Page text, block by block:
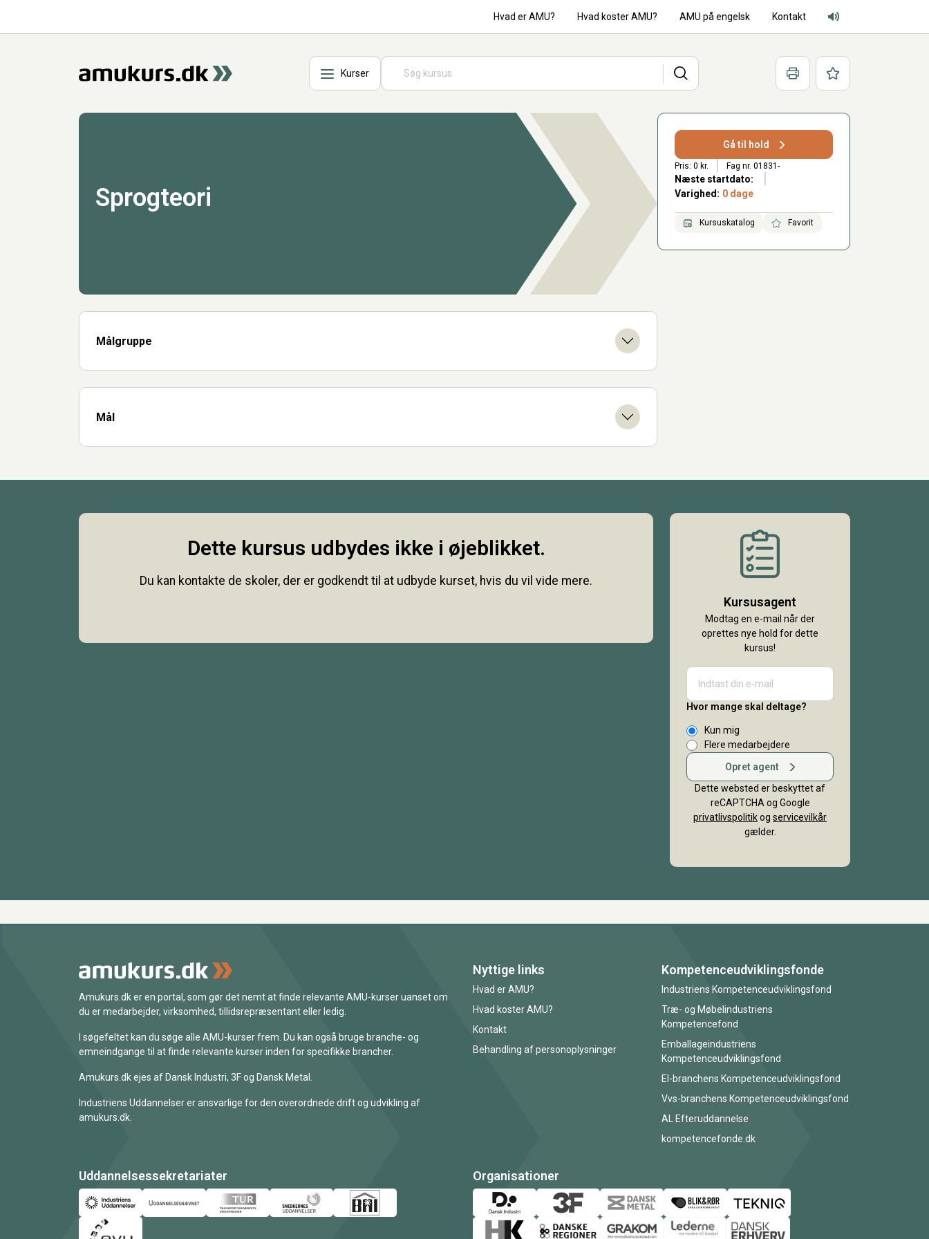
Hvad er AMU? Hvad koster AMU? AMU på engelsk Kontakt
Adgang for alle lyd
Kurser Søg Print Favoritter
Sprogteori
Målgruppe
Mål
Gå til hold
Pris: 0 kr. Fag nr. 01831-
Næste startdato:
Varighed: 0 dage
Kursuskatalog Favorit
Dette kursus udbydes ikke i øjeblikket.
Du kan kontakte de skoler, der er godkendt til at udbyde kurset, hvis du vil vide mere.
Kursusagent
Modtag en e-mail når der
oprettes nye hold for dette
kursus!
Hvor mange skal deltage?
Kun mig
Flere medarbejdere
Opret agent
Dette websted er beskyttet af
reCAPTCHA og Google
privatlivspolitikog servicevilkår
gælder.
Amukurs.dk er en portal, som gør det nemt at finde relevante AMU-kurser uanset om
du er medarbejder, virksomhed, tillidsrepræsentant eller ledig.
I søgefeltet kan du søge alle AMU-kurser frem. Du kan også bruge branche- og
emneindgange til at finde relevante kurser inden for specifikke brancher.
Amukurs.dk ejes af Dansk Industri, 3F og Dansk Metal.
Industriens Uddannelser er ansvarlige for den overordnede drift og udvikling af
amukurs.dk.
Nyttige links
Hvad er AMU?
Hvad koster AMU?
Kontakt
Behandling af personoplysninger
Kompetenceudviklingsfonde
Industriens Kompetenceudviklingsfond
Træ- og Møbelindustriens
Kompetencefond
Emballageindustriens
Kompetenceudviklingsfond
El-branchens Kompetenceudviklingsfond
Vvs-branchens Kompetenceudviklingsfond
AL Efteruddannelse
kompetencefonde.dk
Uddannelsessekretariater Organisationer